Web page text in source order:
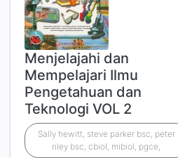
Menjelajahi dan
Mempelajari Ilmu
Pengetahuan dan
Teknologi VOL 2
Sally hewitt, steve parker bsc, peter
riley bsc, cbiol, mibiol, pgce,